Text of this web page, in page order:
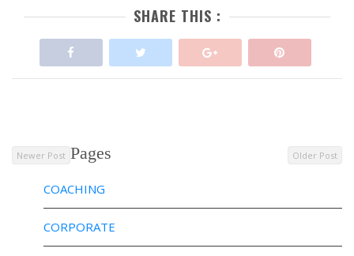
SHARE THIS :
Newer Post Older Post
Pages
COACHING
CORPORATE